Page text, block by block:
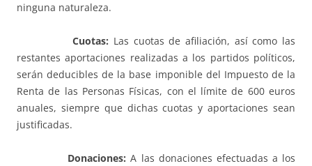
ninguna naturaleza.
Cuotas: Las cuotas de afiliación, así como las
restantes aportaciones realizadas a los partidos políticos,
serán deducibles de la base imponible del Impuesto de la
Renta de las Personas Físicas, con el límite de 600 euros
anuales, siempre que dichas cuotas y aportaciones sean
justificadas.
Donaciones: A las donaciones efectuadas a los